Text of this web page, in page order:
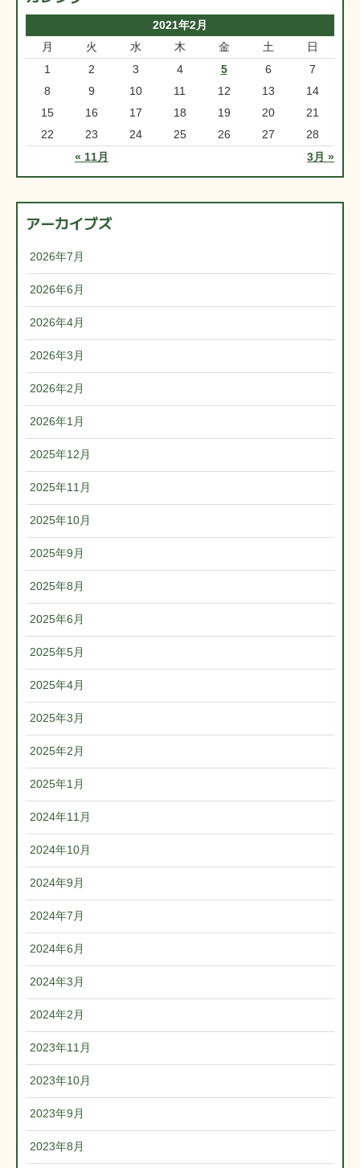
2021年2月
月
火 水 木 金 土 日
« 11月 3月 »
1 2 3 4 5 6
7
8
9 10 11 12 13
14
15
16 17 18 19 20
21
22
23 24 25 26 27 28
アーカイブズ
2026年7月
2026年6月
2026年4月
2026年3月
2026年2月
2026年1月
2025年12月
2025年11月
2025年10月
2025年9月
2025年8月
2025年6月
2025年5月
2025年4月
2025年3月
2025年2月
2025年1月
2024年11月
2024年10月
2024年9月
2024年7月
2024年6月
2024年3月
2024年2月
2023年11月
2023年10月
2023年9月
2023年8月